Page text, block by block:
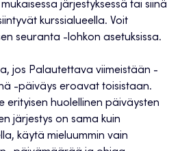
järjestyksessä tai siinä
kurssialueella. Voit
seuranta -lohkon asetuksissa.
jos Palautettava viimeistään -
-päiväys eroavat toisistaan.
erityisen huolellinen päiväysten
järjestys on sama kuin
käytä mieluummin vain